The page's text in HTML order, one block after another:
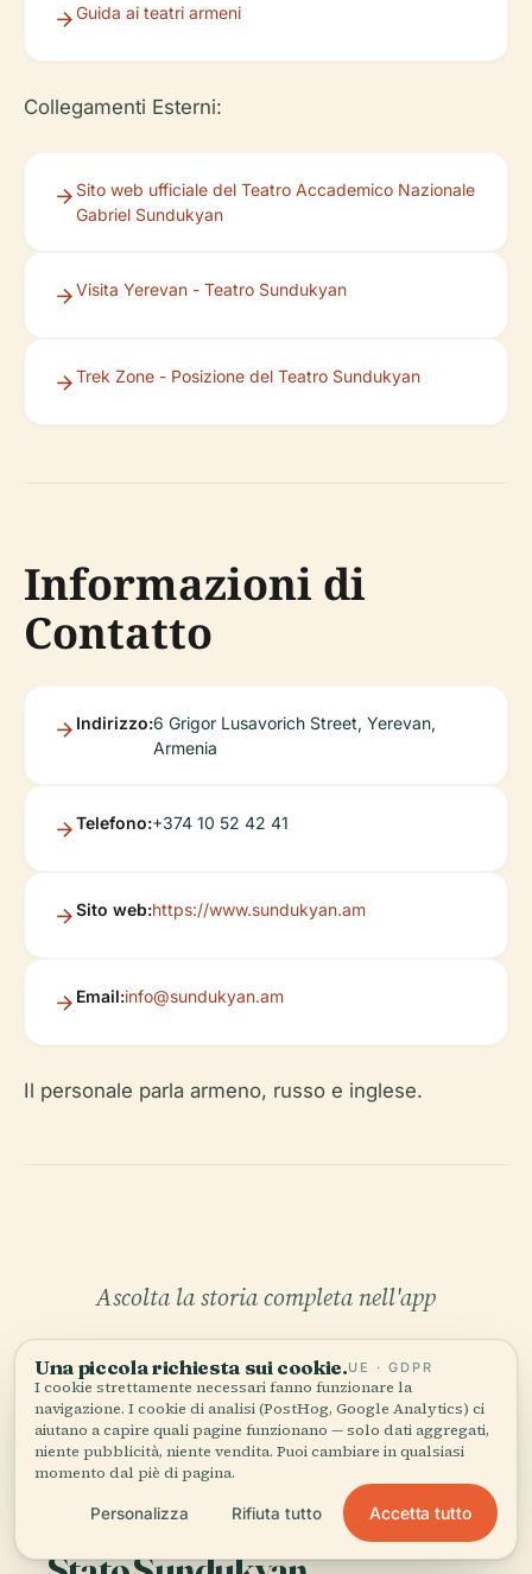
Guida ai teatri armeni
Collegamenti Esterni:
Sito web ufficiale del Teatro Accademico Nazionale
Gabriel Sundukyan
Visita Yerevan - Teatro Sundukyan
Trek Zone - Posizione del Teatro Sundukyan
Informazioni di
Contatto
Indirizzo:6 Grigor Lusavorich Street, Yerevan,
Armenia
Telefono:+374 10 52 42 41
Sito web:https://www.sundukyan.am
Email:info@sundukyan.am
Il personale parla armeno, russo e inglese.
Ascolta la storia completa nell'app
IL TUO CURATORE PERSONALE
Tutta Teatro Accademico di
Una piccola richiesta sui cookie.UE · GDPR
I cookie strettamente necessari fanno funzionare la
navigazione. I cookie di analisi (PostHog, Google Analytics) ci
aiutano a capire quali pagine funzionano — solo dati aggregati,
niente pubblicità, niente vendita. Puoi cambiare in qualsiasi
momento dal piè di pagina.
Personalizza Rifiuta tutto Accetta tutto